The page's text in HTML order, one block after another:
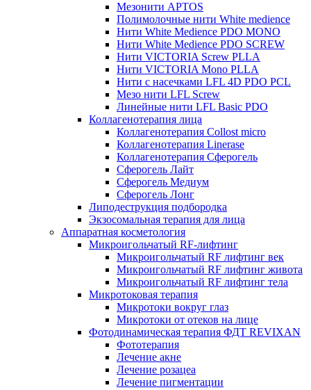
Мезонити APTOS
Полимолочные нити White medience
Нити White Medience PDO MONO
Нити White Medience PDO SCREW
Нити VICTORIA Screw PLLA
Нити VICTORIA Mono PLLA
Нити с насечками LFL 4D PDO PCL
Мезо нити LFL Screw
Линейные нити LFL Basic PDO
Коллагенотерапия лица
Коллагенотерапия Collost micro
Коллагенотерапия Linerase
Коллагенотерапия Сферогель
Сферогель Лайт
Сферогель Медиум
Сферогель Лонг
Липодеструкция подбородка
Экзосомальная терапия для лица
Аппаратная косметология
Микроигольчатый RF-лифтинг
Микроигольчатый RF лифтинг век
Микроигольчатый RF лифтинг живота
Микроигольчатый RF лифтинг тела
Микротоковая терапия
Микротоки вокруг глаз
Микротоки от отеков на лице
Фотодинамическая терапия ФДТ REVIXAN
Фототерапия
Лечение акне
Лечение розацеа
Лечение пигментации